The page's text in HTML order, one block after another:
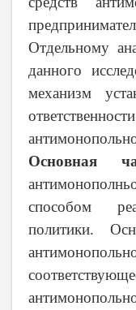
Отдельному
данного
механизм
Основная
способом
политики.